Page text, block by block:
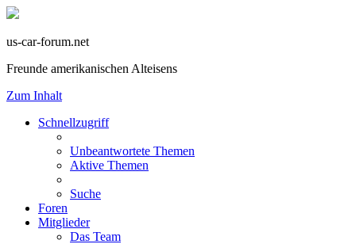
us-car-forum.net
Freunde amerikanischen Alteisens
Zum Inhalt
Schnellzugriff
Unbeantwortete Themen
Aktive Themen
Suche
Foren
Mitglieder
Das Team